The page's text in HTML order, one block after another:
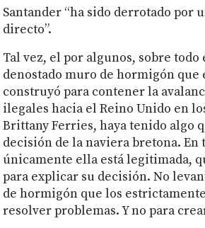
Santander “ha sido derrotado por
directo”.
Tal vez, el por algunos, sobre
denostado muro de hormigón que
construyó para contener la
ilegales hacia el Reino Unido en
Brittany Ferries, haya tenido algo
decisión de la naviera bretona. En
únicamente ella está legitimada,
para explicar su decisión. No
de hormigón que los
resolver problemas. Y no para